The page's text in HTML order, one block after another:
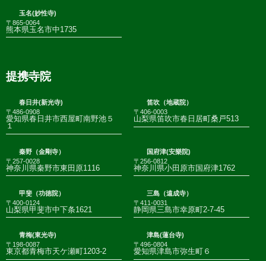
玉名(妙性寺)
〒865-0064
熊本県玉名市中1735
提携寺院
春日井(新光寺)
〒486-0908
愛知県春日井市西屋町南野池５
１
笛吹（地蔵院）
〒406-0003
山梨県笛吹市春日居町桑戸513
秦野（金剛寺）
〒257-0028
神奈川県秦野市東田原1116
国府津(安樂院)
〒256-0812
神奈川県小田原市国府津1762
甲斐（功徳院）
〒400-0124
山梨県甲斐市中下条1621
三島（遠成寺）
〒411-0031
静岡県三島市幸原町2-7-45
青梅(東光寺)
〒198-0087
東京都青梅市天ケ瀬町1203-2
津島(蓮台寺)
〒496-0804
愛知県津島市弥生町６